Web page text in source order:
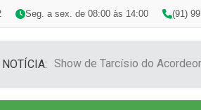
Seg. a sex. de 08:00 às 14:00 (91)
NOTÍCIA: